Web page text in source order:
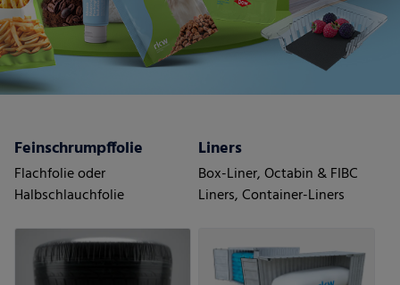
Feinschrumpffolie
Flachfolie oder
Halbschlauchfolie
Liners
Box-Liner, Octabin & FIBC
Liners, Container-Liners